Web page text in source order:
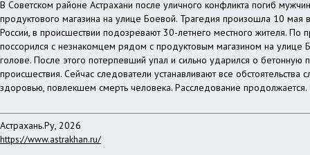
В Советском районе Астрахани после уличного конфликта погиб
продуктового магазина на улице Боевой. Трагедия произошла 10
России, в происшествии подозревают 30-летнего местного жителя.
поссорился с незнакомцем рядом с продуктовым магазином на
голове. После этого потерпевший упал и сильно ударился о
происшествия. Сейчас следователи устанавливают все
здоровью, повлекшем смерть человека. Расследование продолжается.
Астрахань.Ру, 2026
https://www.astrakhan.ru/